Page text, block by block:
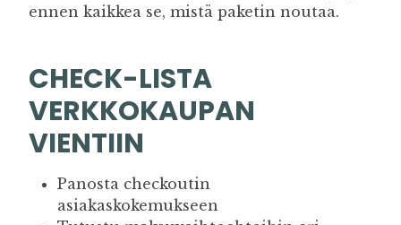
ennen kaikkea se, mistä paketin noutaa.
CHECK-LISTA
VERKKOKAUPAN
VIENTIIN
Panosta checkoutin
asiakaskokemukseen